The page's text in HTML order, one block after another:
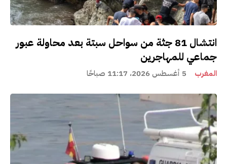
انتشال 81 جثة من سواحل سبتة بعد محاولة عبور
جماعي للمهاجرين
المغرب 5 أغسطس 2026، 11:17 صباحًا